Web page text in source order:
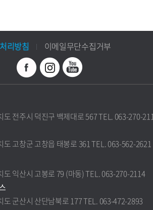
리방침 이메일무단수집거부
도 전주시 덕진구 백제대로 567 TEL. 063-270-
도 고창군 고창읍 태봉로 361 TEL. 063-562-2621
도 익산시 고봉로 79 (마동) TEL. 063-270-2114
도 군산시 산단남북로 177 TEL. 063-472-2893